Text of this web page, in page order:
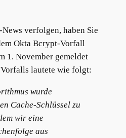
verfolgen, haben Sie
Okta Bcrypt-Vorfall
1. November gemeldet
lautete wie folgt:
wurde
Cache-Schlüssel zu
wir eine
aus